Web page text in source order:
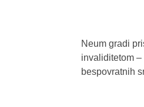
Neum gradi
invaliditetom
bespovratnih